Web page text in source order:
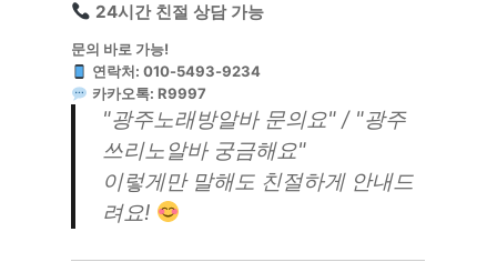
24시간 친절 상담 가능
문의 바로 가능!
연락처: 010-5493-9234
카카오톡: R9997
"광주노래방알바 문의요" / "광주
쓰리노알바 궁금해요"
이렇게만 말해도 친절하게 안내드
려요!